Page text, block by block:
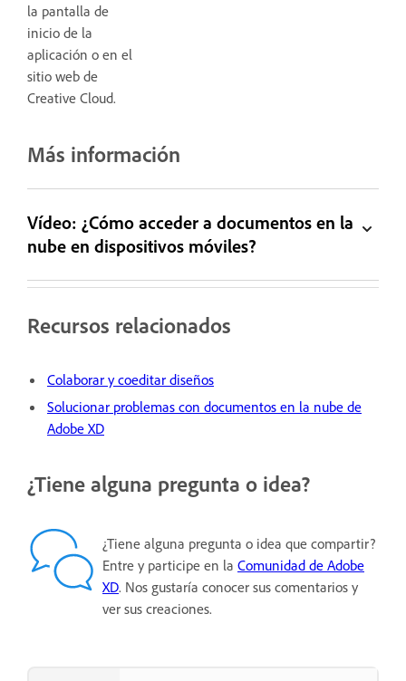
la pantalla de
inicio de la
aplicación o en el
sitio web de
Creative Cloud.
Más información
Vídeo: ¿Cómo acceder a documentos en la
nube en dispositivos móviles?
Recursos relacionados
Colaborar y coeditar diseños
Solucionar problemas con documentos en la nube de
Adobe XD
¿Tiene alguna pregunta o idea?
¿Tiene alguna pregunta o idea que compartir?
Entre y participe en la Comunidad de Adobe
XD. Nos gustaría conocer sus comentarios y
ver sus creaciones.